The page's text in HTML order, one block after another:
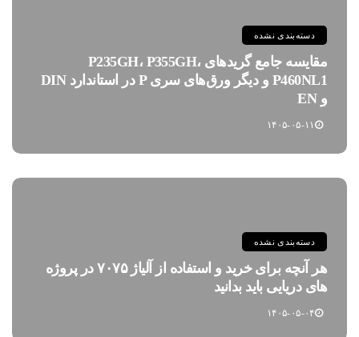
دسته‌بندی نشده
مقایسه جامع گریدهای P235GH، P355GH،
P460NL1 و دیگر ورق‌های سری P در استاندارد DIN
و EN
۱۴۰۵-۰۵-۱۱
دسته‌بندی نشده
هر آنچه برای خرید و استفاده از آلیاژ ۷۰۷۵ در پروژه
های دریایی باید بدانید
۱۴۰۵-۰۵-۰۴